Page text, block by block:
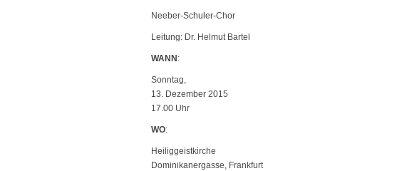
Neeber-Schuler-Chor
Leitung: Dr. Helmut Bartel
WANN :
Sonntag,
13. Dezember 2015
17.00 Uhr
WO:
Heiliggeistkirche
Dominikanergasse, Frankfurt